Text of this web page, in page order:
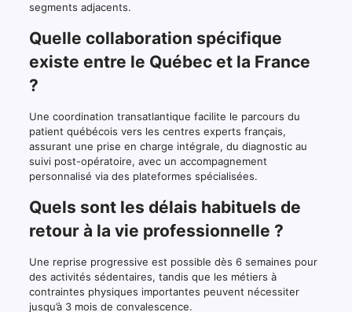
segments adjacents.
Quelle collaboration spécifique
existe entre le Québec et la France
?
Une coordination transatlantique facilite le parcours du
patient québécois vers les centres experts français,
assurant une prise en charge intégrale, du diagnostic au
suivi post-opératoire, avec un accompagnement
personnalisé via des plateformes spécialisées.
Quels sont les délais habituels de
retour à la vie professionnelle ?
Une reprise progressive est possible dès 6 semaines pour
des activités sédentaires, tandis que les métiers à
contraintes physiques importantes peuvent nécessiter
jusqu’à 3 mois de convalescence.